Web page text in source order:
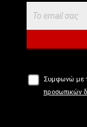
Συμφωνώ με
προσωπικών